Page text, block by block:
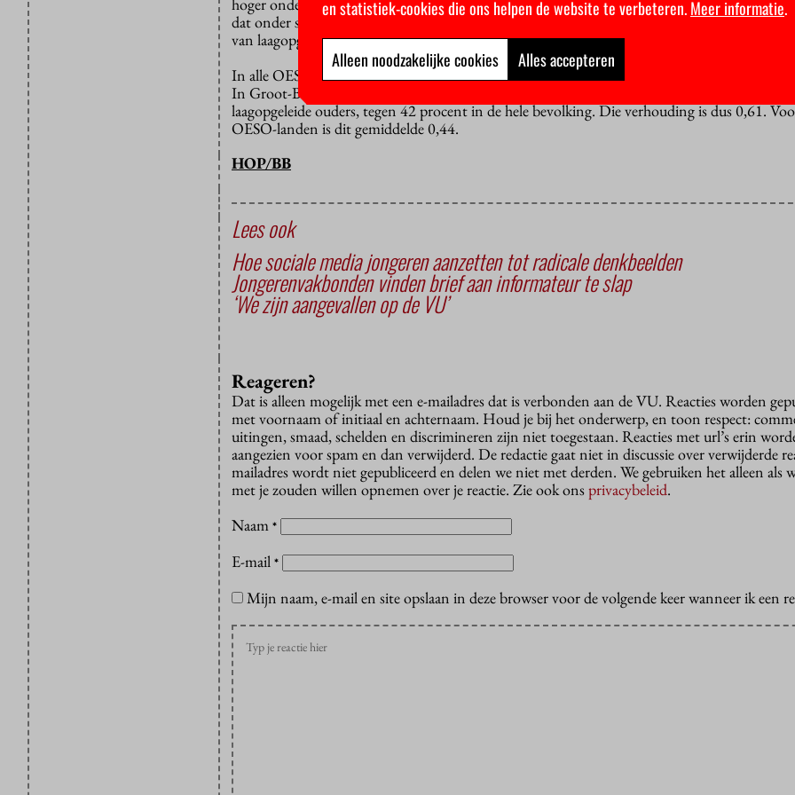
dat onder studenten in 2009 maar zestien procent was. De kans op hoger onderwijs is voor
van laagopgeleide ouders dus de helft lager dan je getalsmatig zou verwachten.
In alle OESO-landen gaan deze kinderen minder vaak naar het hoger onderwijs, maar het
In Groot-Brittannië is de verhouding minder scheef: een kwart van de studenten heeft daar
laagopgeleide ouders, tegen 42 procent in de hele bevolking. Die verhouding is dus 0,61.
OESO-landen is dit gemiddelde 0,44.
HOP/BB
Lees ook
Hoe sociale media jongeren aanzetten tot radicale denkbeelden
Jongerenvakbonden vinden brief aan informateur te slap
‘We zijn aangevallen op de VU’
Reageren?
Dat is alleen mogelijk met een e-mailadres dat is verbonden aan de VU. Reacties worden
met voornaam of initiaal en achternaam. Houd je bij het onderwerp, en toon respect:
uitingen, smaad, schelden en discrimineren zijn niet toegestaan. Reacties met url’s erin
aangezien voor spam en dan verwijderd. De redactie gaat niet in discussie over verwijderde
mailadres wordt niet gepubliceerd en delen we niet met derden. We gebruiken het alleen als
met je zouden willen opnemen over je reactie. Zie ook onsprivacybeleid.
Naam *
E-mail *
Mijn naam, e-mail en site opslaan in deze browser voor de volgende keer wanneer ik een
en statistiek-cookies die ons helpen de website te verbeteren.Meer informatie.
Alleen noodzakelijke cookies Alles accepteren